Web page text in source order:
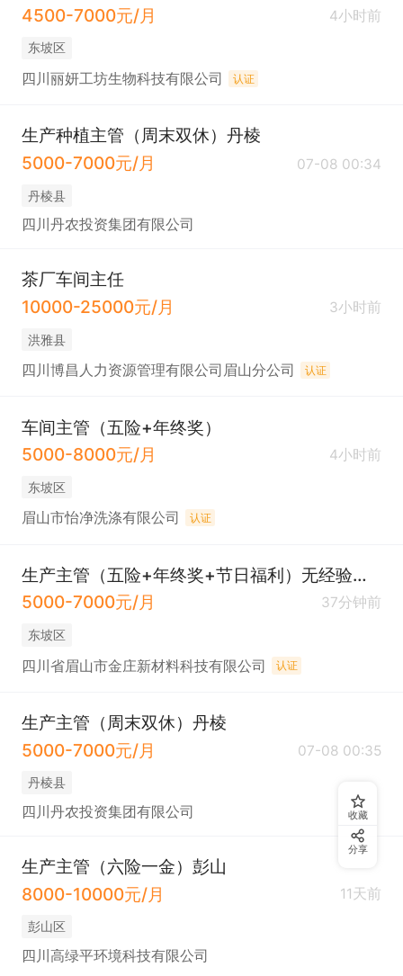
4500-7000元/月
4小时前
东坡区
四川丽妍工坊生物科技有限公司 认证
生产种植主管（周末双休）丹棱
5000-7000元/月
07-08 00:34
丹棱县
四川丹农投资集团有限公司
茶厂车间主任
10000-25000元/月
3小时前
洪雅县
四川博昌人力资源管理有限公司眉山分公司 认证
车间主管（五险+年终奖）
5000-8000元/月
4小时前
东坡区
眉山市怡净洗涤有限公司 认证
生产主管（五险+年终奖+节日福利）无经验请勿投递
5000-7000元/月
37分钟前
东坡区
四川省眉山市金庄新材料科技有限公司 认证
生产主管（周末双休）丹棱
5000-7000元/月
07-08 00:35
丹棱县
四川丹农投资集团有限公司
生产主管（六险一金）彭山
8000-10000元/月
11天前
彭山区
四川高绿平环境科技有限公司
收藏
分享